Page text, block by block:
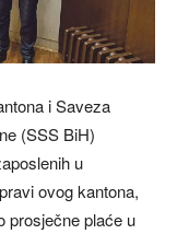
i Saveza
(SSS BiH)
u
ovog kantona,
prosječne plaće u